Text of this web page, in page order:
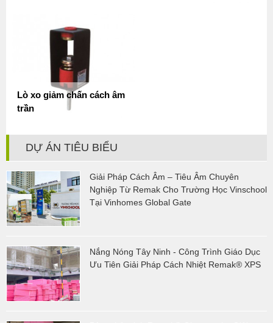
Lò xo giảm chấn cách âm
trần
DỰ ÁN TIÊU BIỂU
Giải Pháp Cách Âm – Tiêu Âm Chuyên
Nghiệp Từ Remak Cho Trường Học Vinschool
Tại Vinhomes Global Gate
Nắng Nóng Tây Ninh - Công Trình Giáo Dục
Ưu Tiên Giải Pháp Cách Nhiệt Remak® XPS